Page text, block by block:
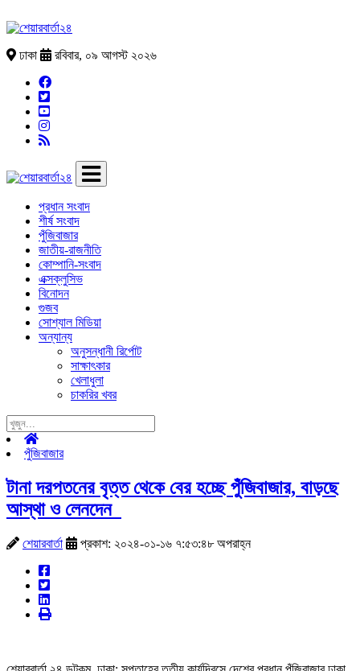
ঢাকা রবিবার, ০৯ আগস্ট ২০২৬
প্রধান সংবাদ
শীর্ষ সংবাদ
পুঁজিবাজার
জাতীয়-রাজনীতি
কোম্পানি-সংবাদ
এক্সক্লুসিভ
বিনোদন
গুজব
সোশ্যাল মিডিয়া
অন্যান্য
অনুসন্ধানী রির্পোট
সাক্ষাৎকার
খেলাধুলা
চাকরির খবর
পুঁজিবাজার
টানা দরপতনের বৃত্ত থেকে বের হচ্ছে পুঁজিবাজার, বাড়ছে
আস্থা ও লেনদেন
শেয়ারবার্তা প্রকাশ: ২০২৪-০১-১৬ ৭:৫৩:৪৮ অপরাহ্ন